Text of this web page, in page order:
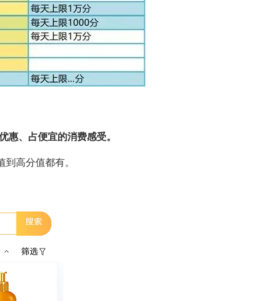
惠、占便宜的消费感受。
高分值都有。